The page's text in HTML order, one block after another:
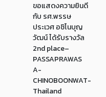
ขอแสดงความยินดี
กับ รศ.พรรษ
ประเวศ อชิโนบุญ
วัฒน์ ได้รับรางวัล
2nd place–
PASSAPRAWAS
A-
CHINOBOONWAT-
Thailand